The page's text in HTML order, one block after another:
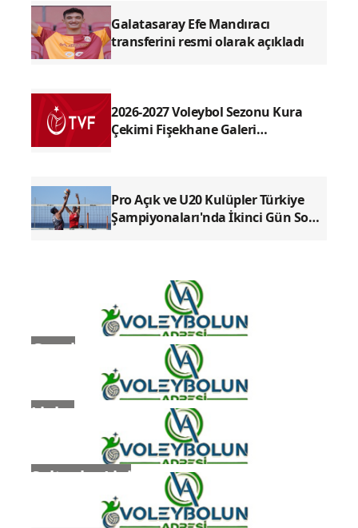
Galatasaray Efe Mandıracı
transferini resmi olarak açıkladı
2026-2027 Voleybol Sezonu Kura
Çekimi Fişekhane Galeri
Pro Açık ve U20 Kulüpler Türkiye
Şampiyonaları'nda İkinci Gün Sona
Genel
Ligler
Sultanlar Ligi